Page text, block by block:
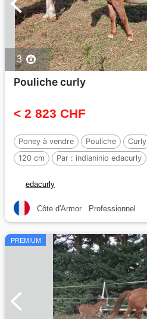
3
Pouliche curly
< 2 823 CHF
Poney à vendre Pouliche Curly
120 cm
Par : indianinio edacurly
edacurly
Côte d'Armor Professionnel
PREMIUM